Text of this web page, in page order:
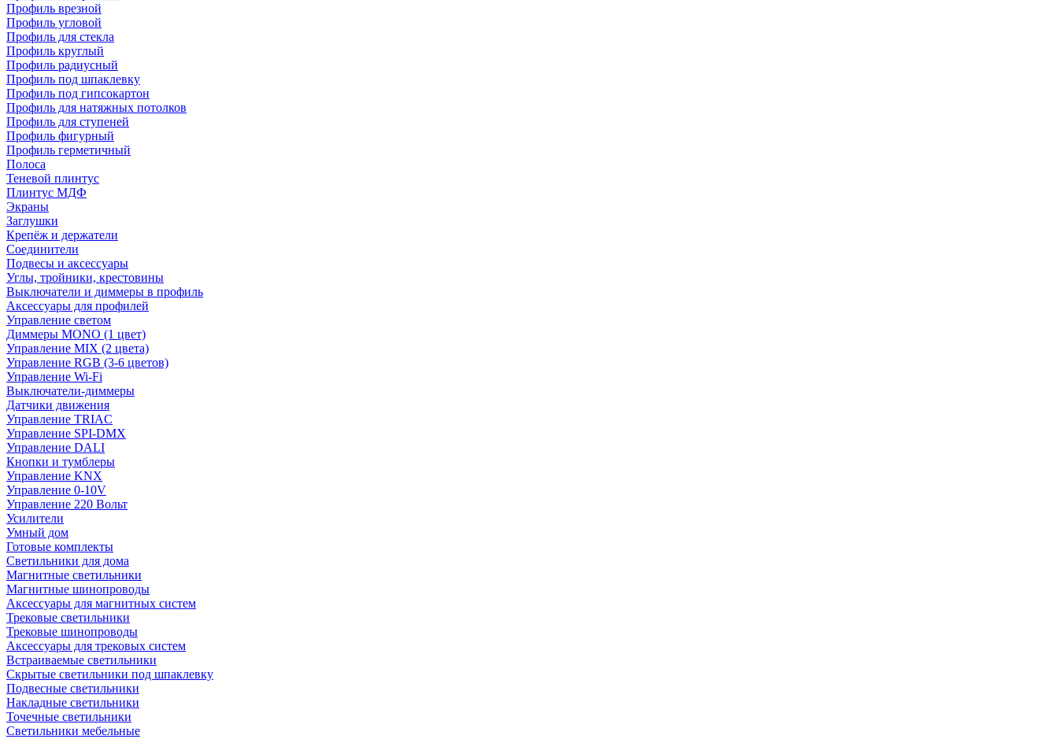
Профиль врезной
Профиль угловой
Профиль для стекла
Профиль круглый
Профиль радиусный
Профиль под шпаклевку
Профиль под гипсокартон
Профиль для натяжных потолков
Профиль для ступеней
Профиль фигурный
Профиль герметичный
Полоса
Теневой плинтус
Плинтус МДФ
Экраны
Заглушки
Крепёж и держатели
Соединители
Подвесы и аксессуары
Углы, тройники, крестовины
Выключатели и диммеры в профиль
Аксессуары для профилей
Управление светом
Диммеры MONO (1 цвет)
Управление MIX (2 цвета)
Управление RGB (3-6 цветов)
Управление Wi-Fi
Выключатели-диммеры
Датчики движения
Управление TRIAC
Управление SPI-DMX
Управление DALI
Кнопки и тумблеры
Управление KNX
Управление 0-10V
Управление 220 Вольт
Усилители
Умный дом
Готовые комплекты
Светильники для дома
Магнитные светильники
Магнитные шинопроводы
Аксессуары для магнитных систем
Трековые светильники
Трековые шинопроводы
Аксессуары для трековых систем
Встраиваемые светильники
Скрытые светильники под шпаклевку
Подвесные светильники
Накладные светильники
Точечные светильники
Светильники мебельные